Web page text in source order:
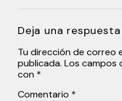
Deja una respuesta
Tu dirección de correo
publicada. Los campos
con *
Comentario *